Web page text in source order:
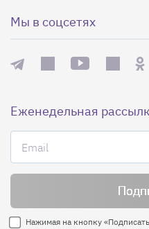
Мы в соцсетях
Еженедельная
Нажимая на кнопку